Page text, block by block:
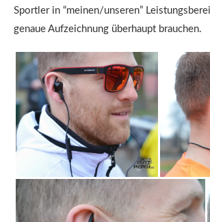
Sportler in “meinen/unseren”
genaue Aufzeichnung überhaupt brauchen.